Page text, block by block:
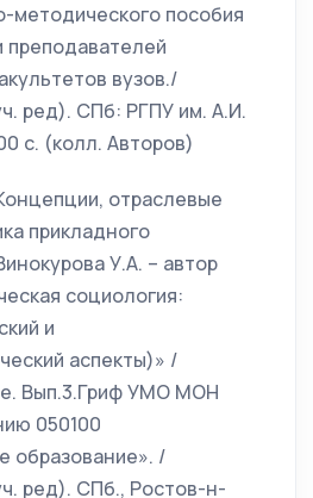
методического пособия
преподавателей
вузов./
ред). СПб: РГПУ им. А.И.
с. (колл. Авторов)
отраслевые
прикладного
У.А. – автор
социология:
и
аспекты)» /
Вып.3.Гриф УМО МОН
050100
образование». /
ред). СПб., Ростов-н-